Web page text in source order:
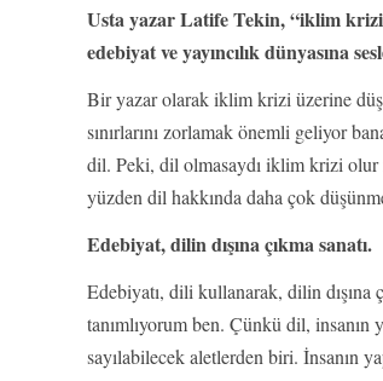
Usta yazar Latife Tekin, “iklim krizi
edebiyat ve yayıncılık dünyasına
Bir yazar olarak iklim krizi üzerine
sınırlarını zorlamak önemli geliyor
dil. Peki, dil olmasaydı iklim krizi
yüzden dil hakkında daha çok
Edebiyat, dilin dışına çıkma sanatı.
Edebiyatı, dili kullanarak, dilin dışına
tanımlıyorum ben. Çünkü dil, insanın
sayılabilecek aletlerden biri. İnsanın